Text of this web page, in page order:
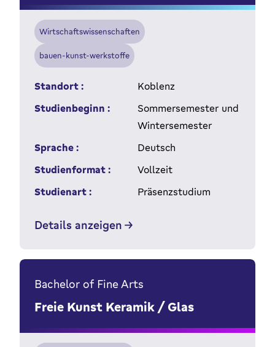
Wirtschaftswissenschaften
bauen-kunst-werkstoffe
Standort :
Koblenz
Studienbeginn :
Sommersemester und
Wintersemester
Sprache :
Deutsch
Studienformat :
Vollzeit
Studienart :
Präsenzstudium
Details anzeigen
Bachelor of Fine Arts
Freie Kunst Keramik / Glas